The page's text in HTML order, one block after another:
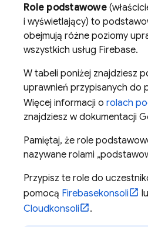
Role podstawowe
i wyświetlający) to
obejmują różne poziomy
wszystkich usług Firebase.
W tabeli poniżej znajdziesz
uprawnień przypisanych do
Więcej informacji o rolach
znajdziesz w dokumentacji
Pamiętaj, że role
nazywane rolami
Przypisz te role do
pomocą Firebasekonsoli
Cloudkonsoli .